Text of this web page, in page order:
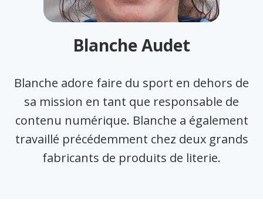
Blanche Audet
Blanche adore faire du sport en dehors de
sa mission en tant que responsable de
contenu numérique. Blanche a également
travaillé précédemment chez deux grands
fabricants de produits de literie.